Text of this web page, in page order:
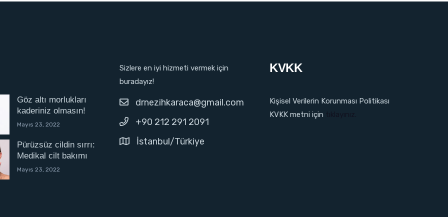
Göz altı morlukları
kaderiniz olmasın!
Mayıs 23, 2022
Pürüzsüz cildin sırrı:
Medikal cilt bakımı
Mayıs 23, 2022
Sizlere en iyi hizmeti vermek için
buradayız!
drnezihkaraca@gmail.com
+90 212 291 2091
İstanbul/Türkiye
KVKK
Kişisel Verilerin Korunması Politikası
KVKK metni için